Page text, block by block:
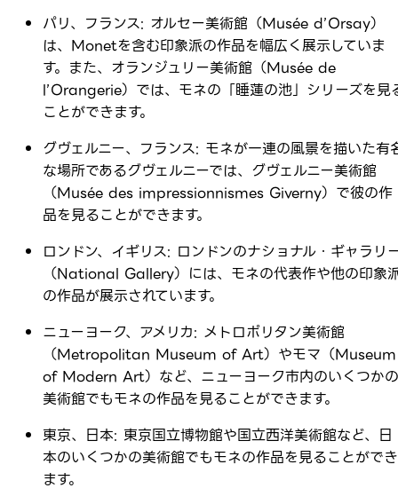
パリ、フランス: オルセー美術館（Musée d’Orsay）
は、Monetを含む印象派の作品を幅広く展示していま
す。また、オランジュリー美術館（Musée de
l’Orangerie）では、モネの「睡蓮の池」シリーズを見
ことができます。
グヴェルニー、フランス: モネが一連の風景を描いた有
な場所であるグヴェルニーでは、グヴェルニー美術館
（Musée des impressionnismes Giverny）で彼の作
品を見ることができます。
ロンドン、イギリス: ロンドンのナショナル・ギャラリ
（National Gallery）には、モネの代表作や他の印象
の作品が展示されています。
ニューヨーク、アメリカ: メトロポリタン美術館
（Metropolitan Museum of Art）やモマ（Museum
of Modern Art）など、ニューヨーク市内のいくつかの
美術館でもモネの作品を見ることができます。
東京、日本: 東京国立博物館や国立西洋美術館など、日
本のいくつかの美術館でもモネの作品を見ることができ
ます。